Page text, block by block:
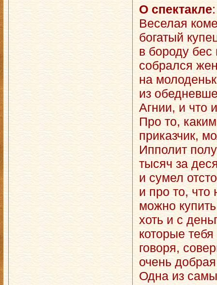
О спектакле:
Веселая
богатый
в бороду
собрался
на
из
Агнии, и что
Про то,
приказчик,
Ипполит
тысяч за
и сумел
и про то, что
можно
хоть и с
которые
говоря,
очень
Одна из